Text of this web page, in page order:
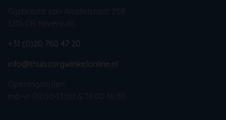
+31 (0)20 760 47 20
info@thuiszorgwinkelonline.nl